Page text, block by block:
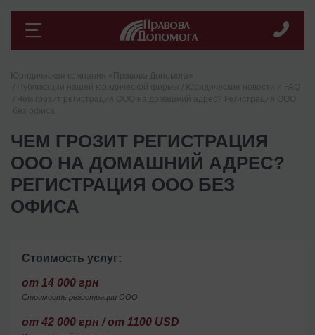
ЧЕМ ГРОЗИТ РЕГИСТРАЦИЯ
ООО НА ДОМАШНИЙ АДРЕС?
РЕГИСТРАЦИЯ ООО БЕЗ
ОФИСА
Стоимость услуг:
от 14 000 грн
Стоимость регистрации ООО
от 42 000 грн / от 1100 USD